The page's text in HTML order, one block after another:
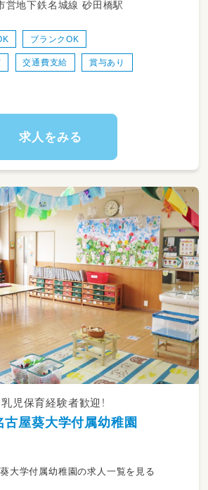
い環境を確保しています。
りをしている連絡帳は記入していただ
なります。
営地下鉄名城線 砂田橋駅
ブランクOK
交通費支給 賞与あり
求人をみる
児保育経験者歓迎！
古屋葵大学付属幼稚園
大学付属幼稚園の求人一覧を見る